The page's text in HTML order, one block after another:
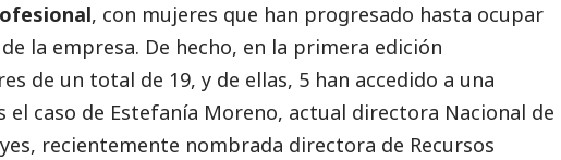
, con mujeres que han progresado hasta ocupar
la empresa. De hecho, en la primera edición
de un total de 19, y de ellas, 5 han accedido a una
el caso de Estefanía Moreno, actual directora Nacional de
recientemente nombrada directora de Recursos